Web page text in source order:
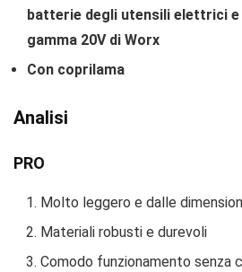
batterie degli utensili elettrici e
gamma 20V di Worx
Con coprilama
Analisi
PRO
Molto leggero e dalle
Materiali robusti e durevoli
Comodo funzionamento senza